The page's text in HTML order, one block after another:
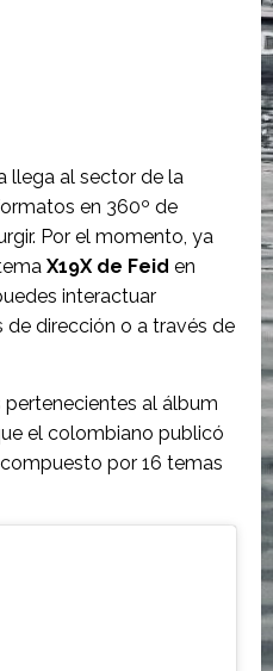
llega al sector de la
en 360º de
Por el momento, ya
X19X de Feid en
interactuar
dirección o a través de
pertenecientes al álbum
el colombiano publicó
por 16 temas